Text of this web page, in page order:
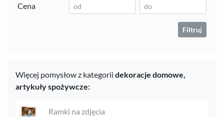
Cena
Filtruj
Więcej pomysłow z kategorii dekoracje domowe,
artykuły spożywcze:
Ramki na zdjęcia